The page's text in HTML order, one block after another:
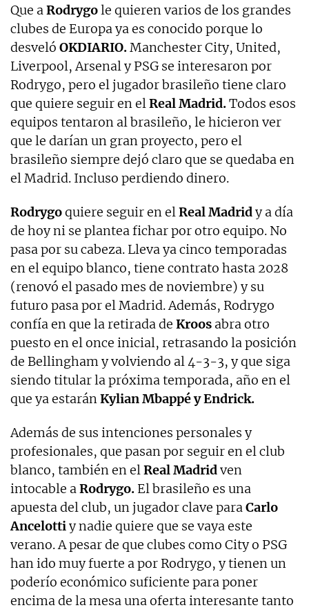
Que aRodrygole quieren varios de los grandes
clubes de Europa ya es conocido porque lo
desveló OKDIARIO.Manchester City, United,
Liverpool, Arsenal y PSG se interesaron por
Rodrygo, pero el jugador brasileño tiene claro
que quiere seguir en elReal Madrid.Todos esos
equipos tentaron al brasileño, le hicieron ver
que le darían un gran proyecto, pero el
brasileño siempre dejó claro que se quedaba en
el Madrid. Incluso perdiendo dinero.
Rodrygoquiere seguir en elReal Madridy a día
de hoy ni se plantea fichar por otro equipo. No
pasa por su cabeza. Lleva ya cinco temporadas
en el equipo blanco, tiene contrato hasta 2028
(renovó el pasado mes de noviembre) y su
futuro pasa por el Madrid. Además, Rodrygo
confía en que la retirada de Kroos abra otro
puesto en el once inicial, retrasando la posición
de Bellingham y volviendo al 4-3-3, y que siga
siendo titular la próxima temporada, año en el
que ya estaránKylian Mbappé y Endrick.
Además de sus intenciones personales y
profesionales, que pasan por seguir en el club
blanco, también en elReal Madridven
intocable aRodrygo. El brasileño es una
apuesta del club, un jugador clave paraCarlo
Ancelottiy nadie quiere que se vaya este
verano. A pesar de que clubes como City o PSG
han ido muy fuerte a por Rodrygo, y tienen un
poderío económico suficiente para poner
encima de la mesa una oferta interesante tanto